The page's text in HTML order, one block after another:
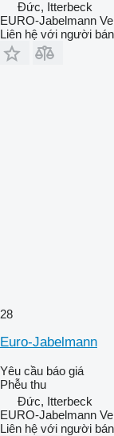
Đức, Itterbeck
EURO-Jabelmann
Liên hệ với người bán
28
Euro-Jabelmann
Yêu cầu báo giá
Phễu thu
Đức, Itterbeck
EURO-Jabelmann
Liên hệ với người bán